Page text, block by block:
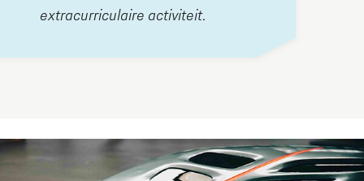
extracurriculaire activiteit.